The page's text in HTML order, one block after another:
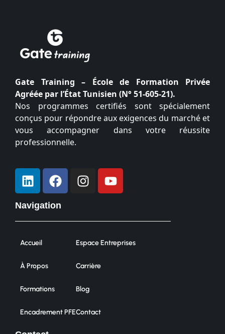
Gate Training – École de Formation Privée
Agréée par l’État Tunisien (N° 51-605-21).
Nos programmes certifiés sont spécialement
conçus pour répondre aux exigences du marché et
vous accompagner dans votre réussite
professionnelle.
Navigation
Accueil
À Propos
Formations
Encadrement PFE
Espace Entreprises
Carrière
Blog
Contact